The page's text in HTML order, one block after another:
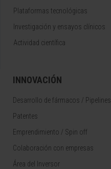
Plataformas tecnológicas
Investigación y ensayos clínicos
Actividad científica
INNOVACIÓN
Desarrollo de fármacos / Pipelines
Patentes
Emprendimiento / Spin off
Colaboración con empresas
Área del Inversor